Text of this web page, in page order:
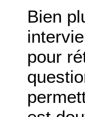
Bien
pour